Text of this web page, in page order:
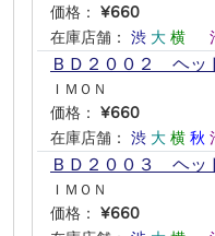
価格： ¥660
在庫店舗： 渋 大 横
ＢＤ２００２ ヘッ
ＩＭＯＮ
価格： ¥660
在庫店舗： 渋 大 横 秋
ＢＤ２００３ ヘッ
ＩＭＯＮ
価格： ¥660